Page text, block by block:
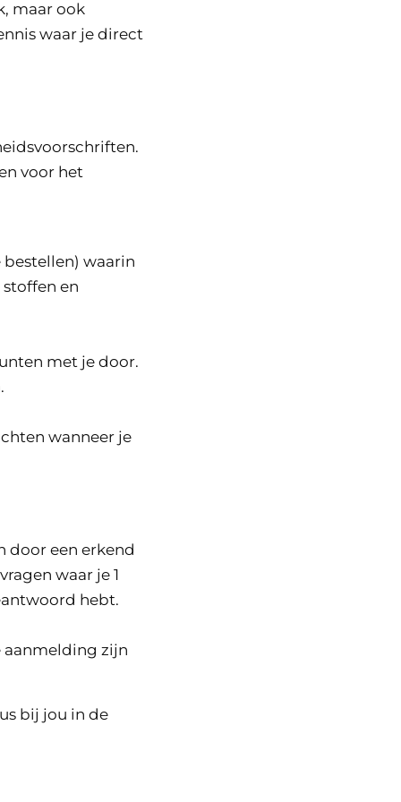
maar ook
waar je direct
voor het
waarin
en
met je door.
wanneer je
door een erkend
waar je 1
hebt.
aanmelding zijn
bij jou in de